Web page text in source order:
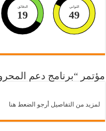
الدقائق
19
الثواني
48
مؤتمر “برنامج دعم
لمزيد من التفاصيل أرجو الضعط هنا